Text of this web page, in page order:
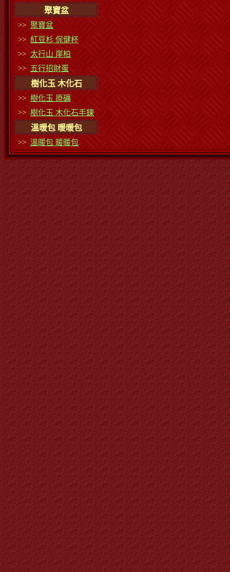
聚寶盆
>> 聚寶盆
>> 紅豆杉 保健杯
>> 太行山 崖柏
>> 五行招財蛋
樹化玉 木化石
>> 樹化玉 原礦
>> 樹化玉 木化石手鍊
溫暖包 暖暖包
>> 溫暖包 暖暖包